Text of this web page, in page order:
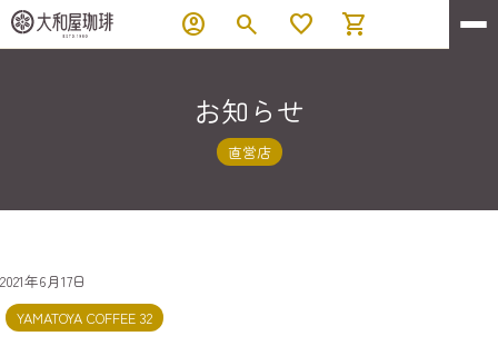
account_circle search favorite shopping_cart
お知らせ
直営店
2021年6月17日
YAMATOYA COFFEE 32